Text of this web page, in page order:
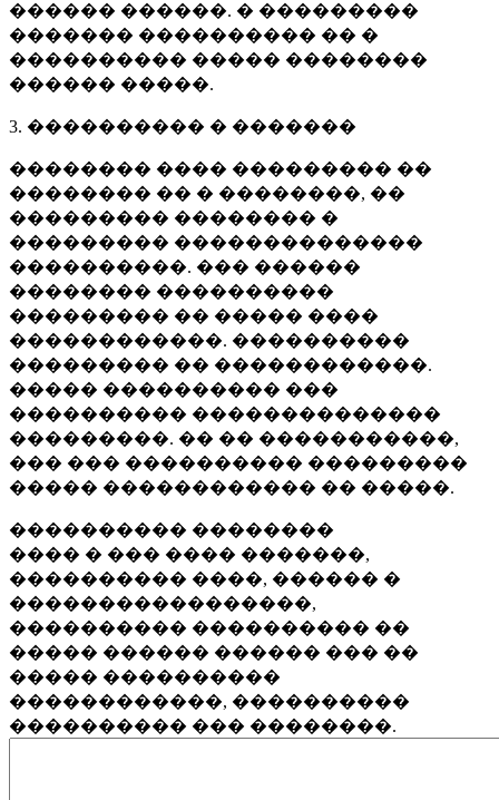
������ ������. � ���������
������� ���������� �� �
���������� ����� ��������
������ �����.
3. ���������� � �������
�������� ���� ��������� ��
�������� �� � ��������, ��
��������� �������� �
��������� ��������������
����������. ��� ������
�������� ����������
��������� �� ����� ����
������������. ����������
��������� �� ������������.
����� ���������� ���
���������� ��������������
���������. �� �� �����������,
��� ��� ���������� ���������
����� ������������ �� �����.
���������� ��������
���� � ��� ���� �������,
���������� ����, ������ �
�����������������,
���������� ���������� ��
����� ������ ������ ��� ��
����� ����������
������������, ����������
���������� ��� ��������.